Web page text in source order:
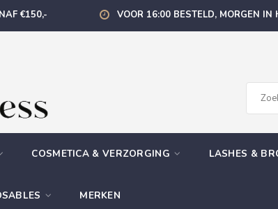
€150,- VOOR 16:00 BESTELD, MORGEN IN
COSMETICA & VERZORGING LASHES &
MERKEN